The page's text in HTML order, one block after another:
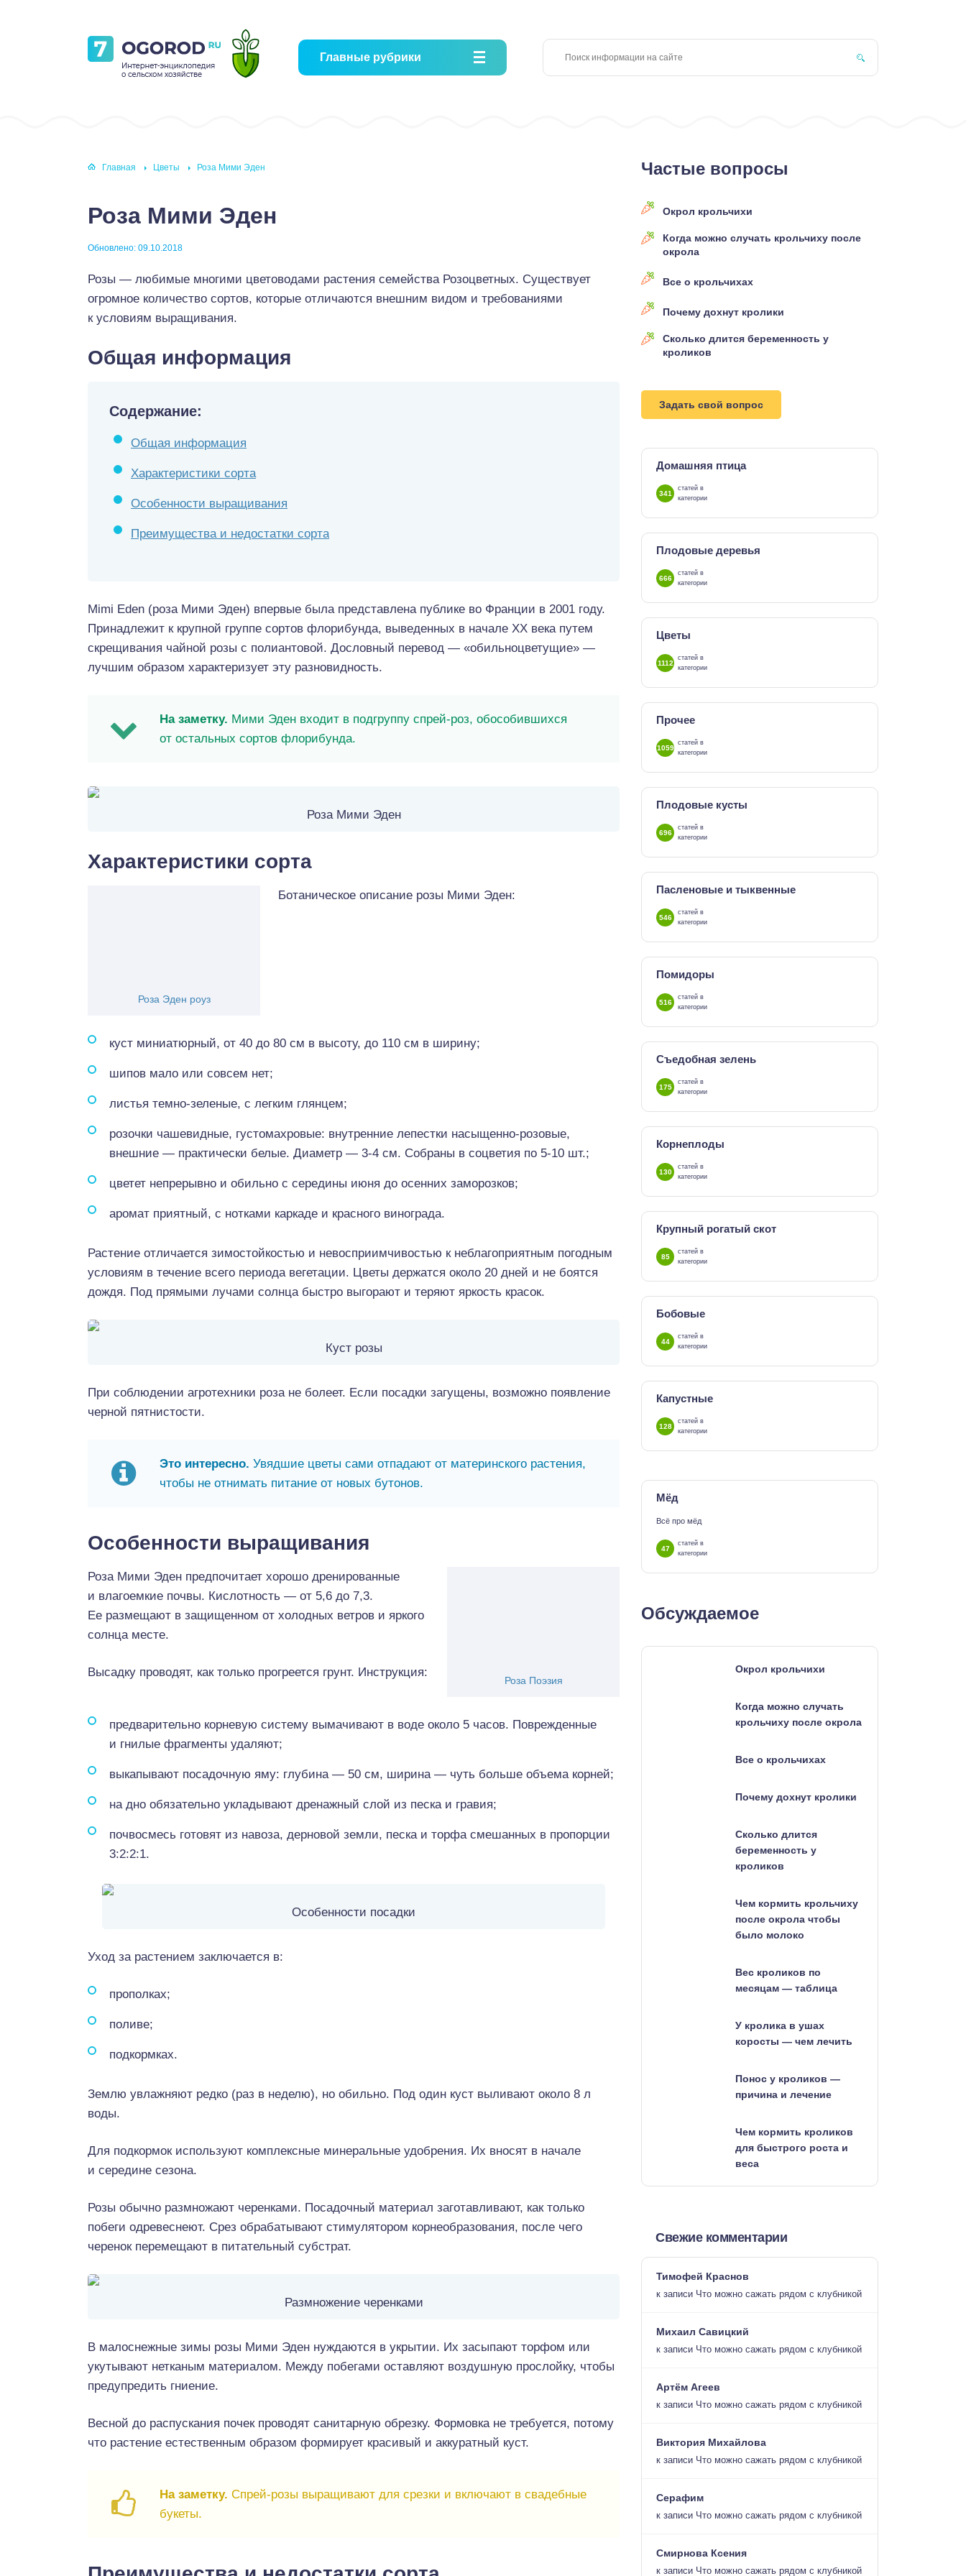
Главные рубрики
Главная Цветы Роза Мими Эден
Роза Мими Эден
Обновлено: 09.10.2018
Розы — любимые многими цветоводами растения семейства Розоцветных. Существует
огромное количество сортов, которые отличаются внешним видом и требованиями
к условиям выращивания.
Общая информация
Содержание:
Общая информация
Характеристики сорта
Особенности выращивания
Преимущества и недостатки сорта
Mimi Eden (роза Мими Эден) впервые была представлена публике во Франции в 2001 году.
Принадлежит к крупной группе сортов флорибунда, выведенных в начале ХХ века путем
скрещивания чайной розы с полиантовой. Дословный перевод — «обильноцветущие» —
лучшим образом характеризует эту разновидность.
На заметку. Мими Эден входит в подгруппу спрей-роз, обособившихся
от остальных сортов флорибунда.
Роза Мими Эден
Характеристики сорта
Роза Эден роуз
Ботаническое описание розы Мими Эден:
куст миниатюрный, от 40 до 80 см в высоту, до 110 см в ширину;
шипов мало или совсем нет;
листья темно-зеленые, с легким глянцем;
розочки чашевидные, густомахровые: внутренние лепестки насыщенно-розовые,
внешние — практически белые. Диаметр — 3-4 см. Собраны в соцветия по 5-10 шт.;
цветет непрерывно и обильно с середины июня до осенних заморозков;
аромат приятный, с нотками каркаде и красного винограда.
Растение отличается зимостойкостью и невосприимчивостью к неблагоприятным погодным
условиям в течение всего периода вегетации. Цветы держатся около 20 дней и не боятся
дождя. Под прямыми лучами солнца быстро выгорают и теряют яркость красок.
Куст розы
При соблюдении агротехники роза не болеет. Если посадки загущены, возможно появление
черной пятнистости.
Это интересно. Увядшие цветы сами отпадают от материнского растения,
чтобы не отнимать питание от новых бутонов.
Особенности выращивания
Роза Поэзия
Роза Мими Эден предпочитает хорошо дренированные
и влагоемкие почвы. Кислотность — от 5,6 до 7,3.
Ее размещают в защищенном от холодных ветров и яркого
солнца месте.
Высадку проводят, как только прогреется грунт. Инструкция:
предварительно корневую систему вымачивают в воде около 5 часов. Поврежденные
и гнилые фрагменты удаляют;
выкапывают посадочную яму: глубина — 50 см, ширина — чуть больше объема корней;
на дно обязательно укладывают дренажный слой из песка и гравия;
почвосмесь готовят из навоза, дерновой земли, песка и торфа смешанных в пропорции
3:2:2:1.
Особенности посадки
Уход за растением заключается в:
прополках;
поливе;
подкормках.
Землю увлажняют редко (раз в неделю), но обильно. Под один куст выливают около 8 л
воды.
Для подкормок используют комплексные минеральные удобрения. Их вносят в начале
и середине сезона.
Розы обычно размножают черенками. Посадочный материал заготавливают, как только
побеги одревеснеют. Срез обрабатывают стимулятором корнеобразования, после чего
черенок перемещают в питательный субстрат.
Размножение черенками
В малоснежные зимы розы Мими Эден нуждаются в укрытии. Их засыпают торфом или
укутывают нетканым материалом. Между побегами оставляют воздушную прослойку, чтобы
предупредить гниение.
Весной до распускания почек проводят санитарную обрезку. Формовка не требуется, потому
что растение естественным образом формирует красивый и аккуратный куст.
На заметку. Спрей-розы выращивают для срезки и включают в свадебные
букеты.
Частые вопросы
Окрол крольчихи
Когда можно случать крольчиху после
окрола
Все о крольчихах
Почему дохнут кролики
Сколько длится беременность у
кроликов
Задать свой вопрос
Домашняя птица
341
статей в
категории
Плодовые деревья
666
статей в
категории
Цветы
1112
статей в
категории
Прочее
1059
статей в
категории
Плодовые кусты
696
статей в
категории
Пасленовые и тыквенные
546
статей в
категории
Помидоры
516
статей в
категории
Съедобная зелень
175
статей в
категории
Корнеплоды
130
статей в
категории
Крупный рогатый скот
85
статей в
категории
Бобовые
44
статей в
категории
Капустные
128
статей в
категории
Мёд
Всё про мёд
47
статей в
категории
Обсуждаемое
Окрол крольчихи
Когда можно случать
крольчиху после окрола
Все о крольчихах
Почему дохнут кролики
Сколько длится
беременность у
кроликов
Чем кормить крольчиху
после окрола чтобы
было молоко
Вес кроликов по
месяцам — таблица
У кролика в ушах
коросты — чем лечить
Понос у кроликов —
причина и лечение
Чем кормить кроликов
для быстрого роста и
веса
Свежие комментарии
Тимофей Краснов
к записи Что можно сажать рядом с клубникой
Михаил Савицкий
к записи Что можно сажать рядом с клубникой
Артём Агеев
к записи Что можно сажать рядом с клубникой
Виктория Михайлова
к записи Что можно сажать рядом с клубникой
Серафим
к записи Что можно сажать рядом с клубникой
Смирнова Ксения
к записи Что можно сажать рядом с клубникой